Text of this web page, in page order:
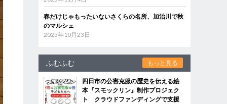
春だけじゃもったいないさくらの名所、加治川で秋
のマルシェ
2025年10月23日
ふむふむ もっと見る
四日市の公害克服の歴史を伝える絵
本『スモックリン』制作プロジェク
ト クラウドファンディングで支援